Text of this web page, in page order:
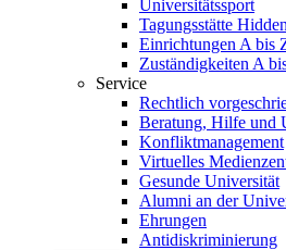
Universitätssport
Tagungsstätte
Einrichtungen A bis
Zuständigkeiten A
Service
Rechtlich
Beratung, Hilfe und
Konfliktmanagement
Virtuelles
Gesunde Universität
Alumni an der
Ehrungen
Antidiskriminierung